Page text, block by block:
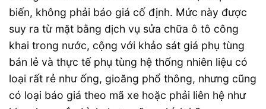
biến, không phải báo giá cố định. Mức này được
suy ra từ mặt bằng dịch vụ sửa chữa ô tô công
khai trong nước, cộng với khảo sát giá phụ tùng
bán lẻ và thực tế phụ tùng hệ thống nhiên liệu có
loại rất rẻ như ống, gioăng phổ thông, nhưng cũng
có loại báo giá theo mã xe hoặc phải liên hệ như